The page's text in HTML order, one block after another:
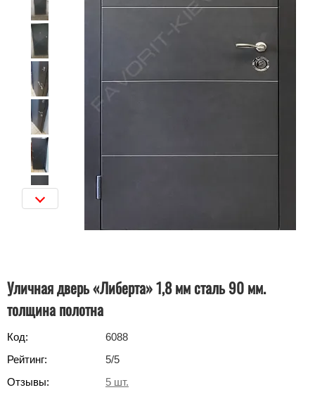
Уличная дверь «Либерта» 1,8 мм сталь 90 мм.
толщина полотна
Код:
6088
Рейтинг:
5/5
Отзывы:
5 шт.